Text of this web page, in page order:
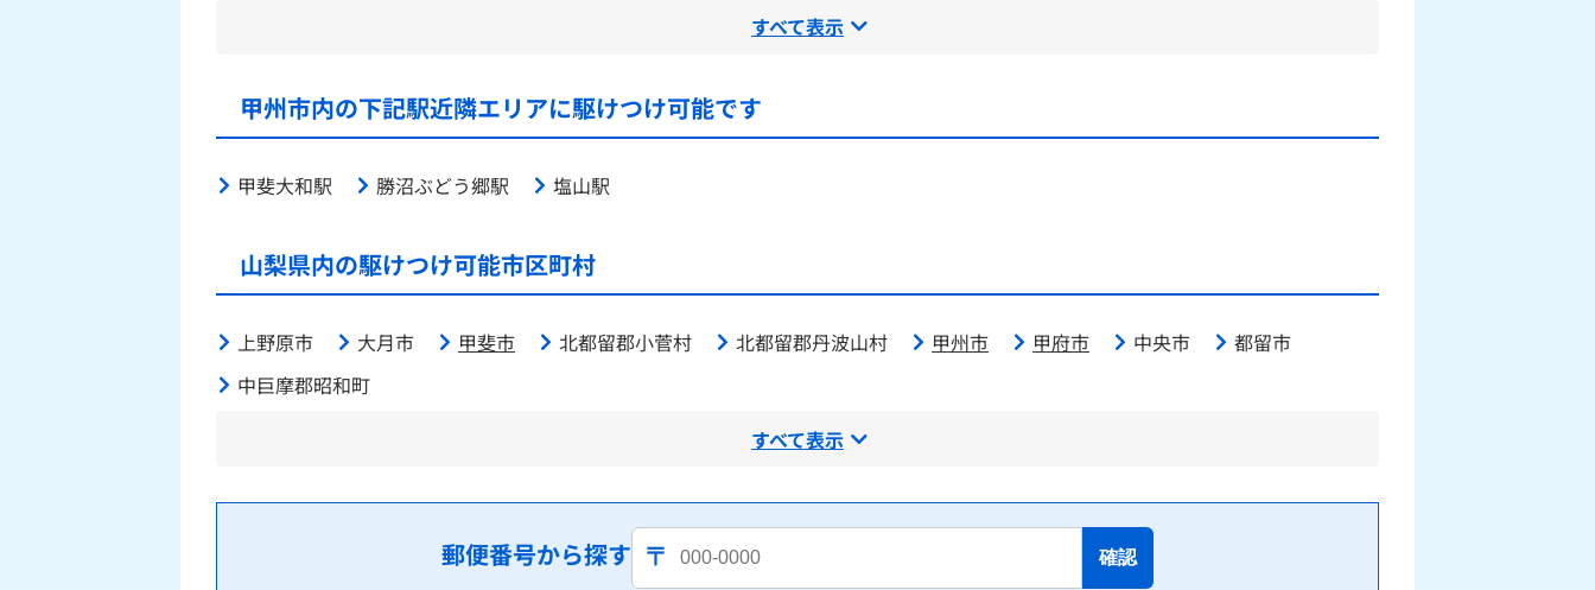
すべて表示
甲州市内の下記駅近隣エリアに駆けつけ可能です
甲斐大和駅 勝沼ぶどう郷駅 塩山駅
山梨県内の駆けつけ可能市区町村
上野原市 大月市 甲斐市 北都留郡小菅村 北都留郡丹波山村 甲州市 甲府市 中央市
都留市
中巨摩郡昭和町
すべて表示
郵便番号から探す 確認